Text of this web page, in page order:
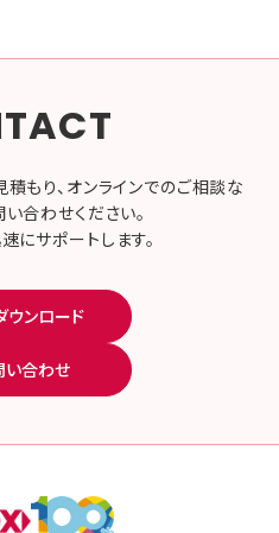
もり、オンラインでのご相談な
合わせください。
にサポートします。
ウンロード
い合わせ